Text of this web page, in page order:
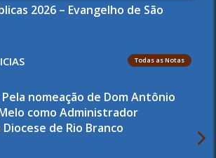
2026 – Evangelho de São
Todas as Notas
nomeação de Dom Antônio
como Administrador
de Rio Branco